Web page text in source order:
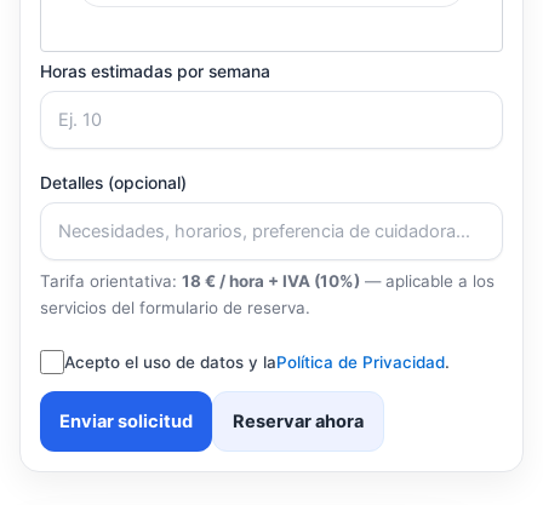
Horas estimadas por semana
Detalles (opcional)
Tarifa orientativa: 18 € / hora + IVA (10%) — aplicable a los
servicios del formulario de reserva.
Acepto el uso de datos y laPolítica de Privacidad.
Enviar solicitud Reservar ahora